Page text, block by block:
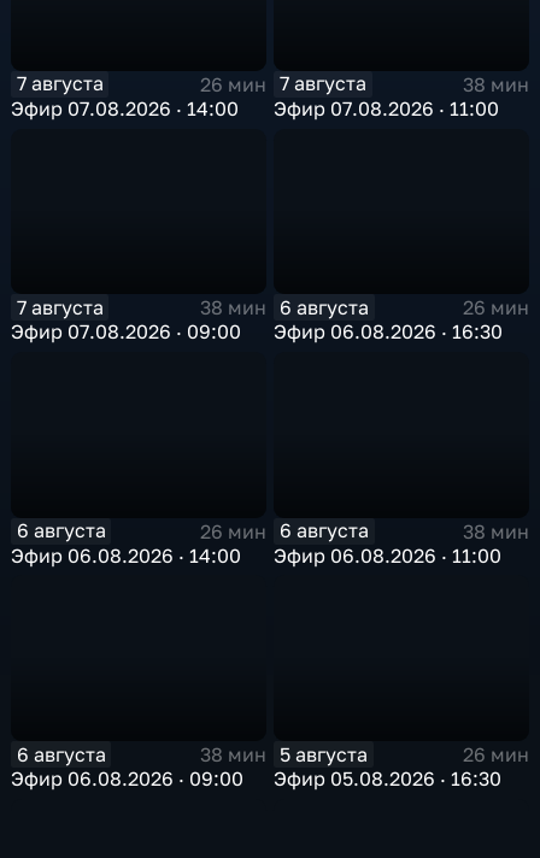
7 августа
26 мин
Эфир 07.08.2026 · 14:00
7 августа
38 мин
Эфир 07.08.2026 · 11:00
7 августа
38 мин
Эфир 07.08.2026 · 09:00
6 августа
26 мин
Эфир 06.08.2026 · 16:30
6 августа
26 мин
Эфир 06.08.2026 · 14:00
6 августа
38 мин
Эфир 06.08.2026 · 11:00
6 августа
38 мин
Эфир 06.08.2026 · 09:00
5 августа
26 мин
Эфир 05.08.2026 · 16:30